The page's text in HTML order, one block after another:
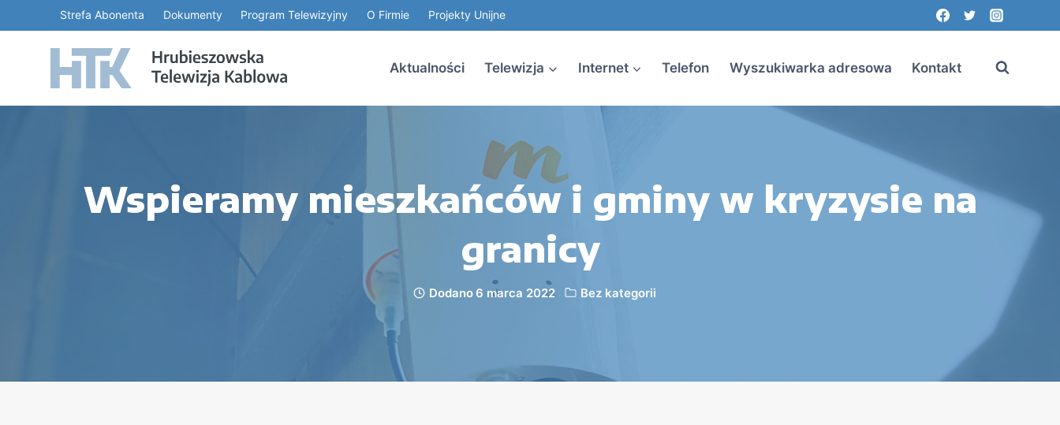
Strefa Abonenta Dokumenty Program Telewizyjny O Firmie Projekty Unijne
Aktualności Telewizja Internet Telefon Wyszukiwarka adresowa Kontakt
Wspieramy mieszkańców i gminy w kryzysie na
granicy
Dodano 6 marca 2022 Bez kategorii